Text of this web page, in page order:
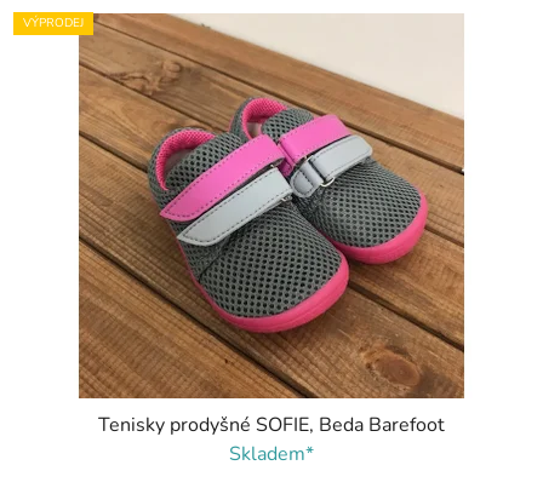
VÝPRODEJ
Tenisky prodyšné SOFIE, Beda Barefoot
Skladem*